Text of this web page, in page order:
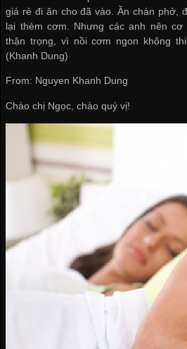
giá rẻ đi ăn cho đã vào. Ăn chán phở,
lại thèm cơm. Nhưng các anh nêncơ
thận trọng, vì nồi cơm ngon không
(Khanh Dung)
From: Nguyen Khanh Dung
Chào chị Ngọc, chào quý vị!